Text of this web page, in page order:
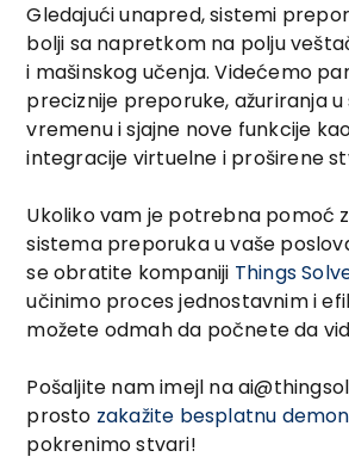
Gledajući unapred, sistemi
bolji sa napretkom na polju
i mašinskog učenja. Videćemo
preciznije preporuke, ažuriranja
vremenu i sjajne nove funkcije
integracije virtuelne i proširene
Ukoliko vam je potrebna pomoć
sistema preporuka u vaše
se obratite kompaniji Things
učinimo proces jednostavnim i
možete odmah da počnete da
Pošaljite nam imejl na
prosto zakažite besplatnu
pokrenimo stvari!